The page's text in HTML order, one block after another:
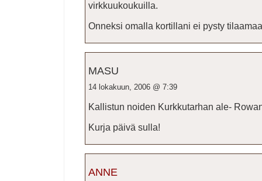
virkkuukoukuilla.
Onneksi omalla kortillani ei pysty
MASU
14 lokakuun, 2006 @ 7:39
Kallistun noiden Kurkkutarhan ale-
Kurja päivä sulla!
ANNE